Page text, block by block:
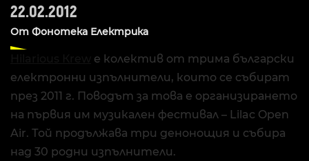
22.02.2012
От Фонотека Електрика
е колектив от трима български
електронни изпълнители, които се събират
през 2011 г. Поводът за това е организирането
на първия им музикален фестивал – Lilac Open
Air. Той продължава три денонощия и събира
над 30 родни изпълнители.